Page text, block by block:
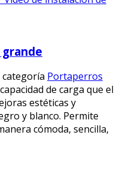
Portaperros
de carga que el
estéticas y
y blanco. Permite
cómoda, sencilla,